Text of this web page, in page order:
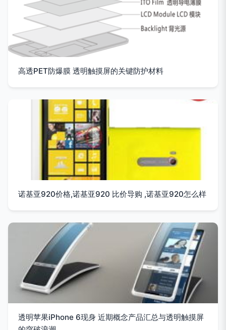
高透PET防爆膜 透明触摸屏的关键防护材料
诺基亚920价格,诺基亚920 比价导购 ,诺基亚920怎么样
透明苹果iPhone 6现身 近期概念产品汇总与透明触摸屏